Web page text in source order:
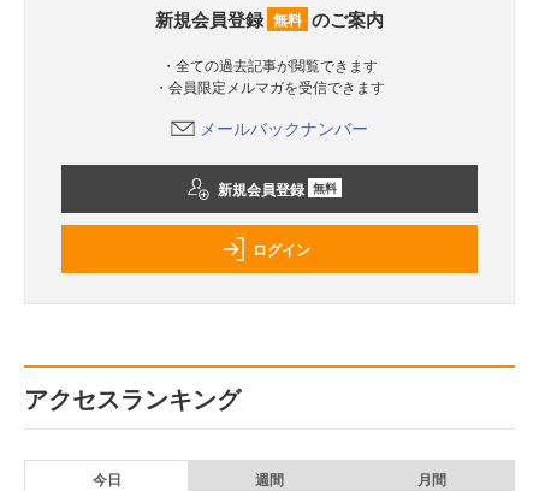
新規会員登録 無料 のご案内
・全ての過去記事が閲覧できます
・会員限定メルマガを受信できます
メールバックナンバー
新規会員登録 無料
ログイン
アクセスランキング
今日 週間 月間